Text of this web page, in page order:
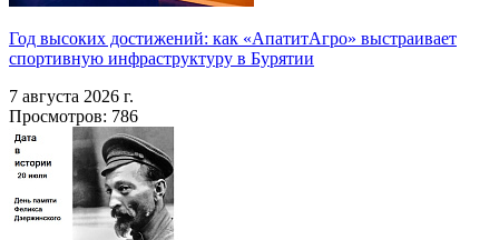
Год высоких достижений: как «АпатитАгро» выстраивает
спортивную инфраструктуру в Бурятии
7 августа 2026 г.
Просмотров: 786